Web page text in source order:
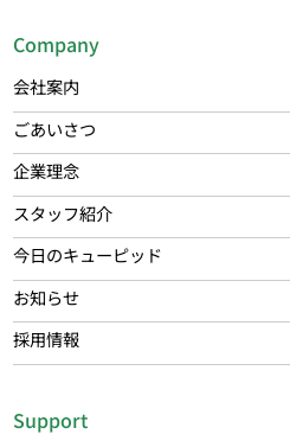
Company
会社案内
ごあいさつ
企業理念
スタッフ紹介
今日のキューピッド
お知らせ
採用情報
Support